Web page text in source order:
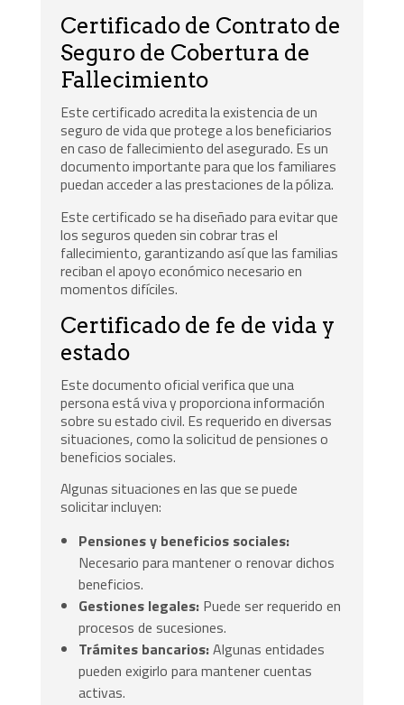
Certificado de Contrato de
Seguro de Cobertura de
Fallecimiento
Este certificado acredita la existencia de un
seguro de vida que protege a los beneficiarios
en caso de fallecimiento del asegurado. Es un
documento importante para que los familiares
puedan acceder a las prestaciones de la póliza.
Este certificado se ha diseñado para evitar que
los seguros queden sin cobrar tras el
fallecimiento, garantizando así que las familias
reciban el apoyo económico necesario en
momentos difíciles.
Certificado de fe de vida y
estado
Este documento oficial verifica que una
persona está viva y proporciona información
sobre su estado civil. Es requerido en diversas
situaciones, como la solicitud de pensiones o
beneficios sociales.
Algunas situaciones en las que se puede
solicitar incluyen:
Pensiones y beneficios sociales:
Necesario para mantener o renovar dichos
beneficios.
Gestiones legales: Puede ser requerido en
procesos de sucesiones.
Trámites bancarios:Algunas entidades
pueden exigirlo para mantener cuentas
activas.